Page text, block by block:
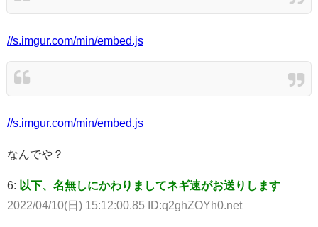
//s.imgur.com/min/embed.js
//s.imgur.com/min/embed.js
なんでや？
6: 以下、名無しにかわりましてネギ速がお送りします
2022/04/10(日) 15:12:00.85 ID:q2ghZOYh0.net